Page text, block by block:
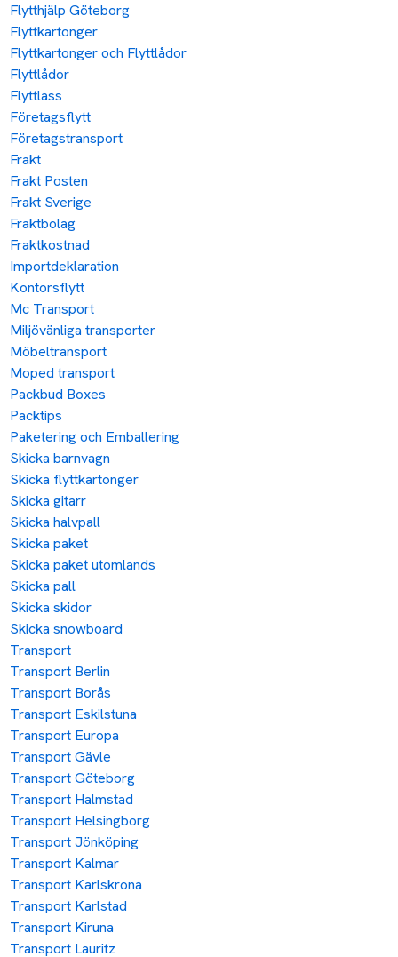
Flytthjälp Göteborg
Flyttkartonger
Flyttkartonger och Flyttlådor
Flyttlådor
Flyttlass
Företagsflytt
Företagstransport
Frakt
Frakt Posten
Frakt Sverige
Fraktbolag
Fraktkostnad
Importdeklaration
Kontorsflytt
Mc Transport
Miljövänliga transporter
Möbeltransport
Moped transport
Packbud Boxes
Packtips
Paketering och Emballering
Skicka barnvagn
Skicka flyttkartonger
Skicka gitarr
Skicka halvpall
Skicka paket
Skicka paket utomlands
Skicka pall
Skicka skidor
Skicka snowboard
Transport
Transport Berlin
Transport Borås
Transport Eskilstuna
Transport Europa
Transport Gävle
Transport Göteborg
Transport Halmstad
Transport Helsingborg
Transport Jönköping
Transport Kalmar
Transport Karlskrona
Transport Karlstad
Transport Kiruna
Transport Lauritz